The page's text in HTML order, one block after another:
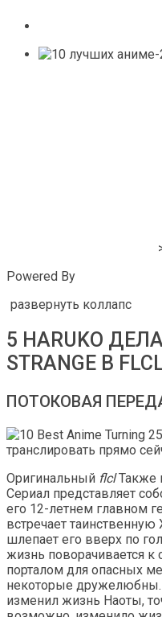
Powered By
развернуть коллапс
5 HARUKO
STRANGE В
ПОТОКОВАЯ
Оригинальный flclТакже
Сериал представляет
его 12-летнем главном
встречает таинственную
шлепает его вверх по
жизнь поворачивается к
порталом для опасных
некоторые дружелюбны.
изменил жизнь Наоты,